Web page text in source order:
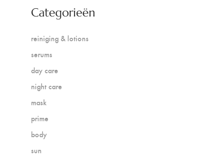
Categorieën
reiniging & lotions
serums
day care
night care
mask
prime
body
sun